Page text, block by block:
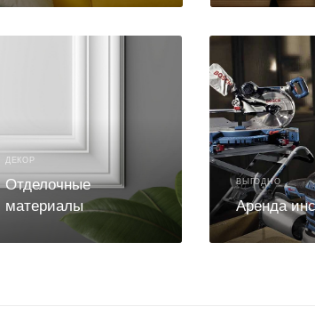
ДЕКОР
Отделочные
материалы
ВЫГОДНО
Аренда